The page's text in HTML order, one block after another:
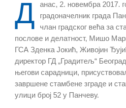
Д
анас, 2. новембра 2017.
градоначелник града
члан градског већа за
послове и делатност, Мишо
ГСА Зденка Јокић, Живојин
директор ГД „Градитељ“
његови сарадници,
завршене стамбене зграде и
улици број 52 у Панчеву.